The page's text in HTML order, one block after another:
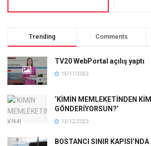
Trending Comments
TV20 WebPortal açılış yaptı
15/11/2022
‘KİMİN MEMLEKETİNDEN
GÖNDERİYORSUN?’
12/12/2023
BOSTANCI SINIR